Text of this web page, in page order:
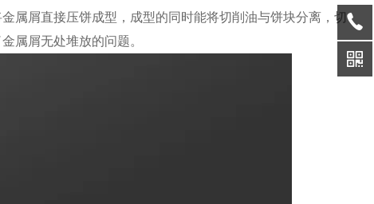
属屑直接压饼成型，成型的同时能将切削油与饼块分离，切
金属屑无处堆放的问题。